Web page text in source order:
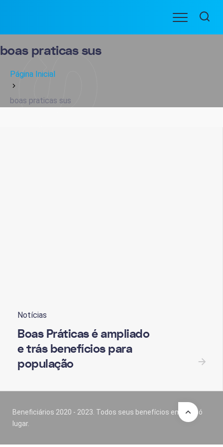
conteúdo
BENEFICIARIOS
Menu
boas praticas sus
Página Inicial
boas praticas sus
Notícias
Boas Práticas é ampliado
e trás benefícios para
população
Beneficiários 2020 - 2023. Todos seus benefícios em um só
lugar.